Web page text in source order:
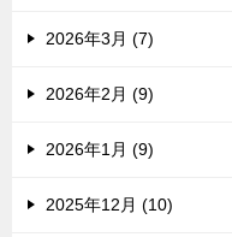
2026年3月 (7)
2026年2月 (9)
2026年1月 (9)
2025年12月 (10)